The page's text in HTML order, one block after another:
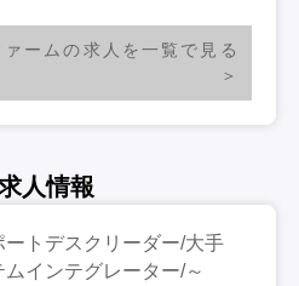
ームの求人を一覧で見る
人情報
トデスクリーダー/大手
インテグレーター/～